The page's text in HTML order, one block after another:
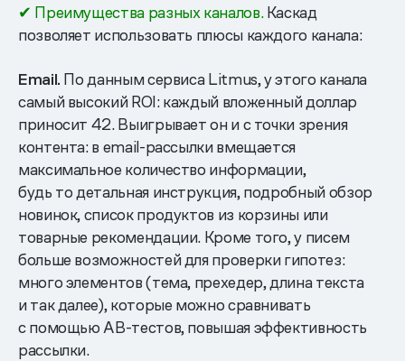
✔ Преимущества разных каналов.Каскад
позволяет использовать плюсы каждого канала:
Email. По данным сервиса Litmus, у этого канала
самый высокий ROI: каждый вложенный доллар
приносит 42. Выигрывает он и с точки зрения
контента: в email-рассылки вмещается
максимальное количество информации,
будь то детальная инструкция, подробный обзор
новинок, список продуктов из корзины или
товарные рекомендации. Кроме того, у писем
больше возможностей для проверки гипотез:
много элементов (тема, прехедер, длина текста
и так далее), которые можно сравнивать
с помощью AB-тестов, повышая эффективность
рассылки.